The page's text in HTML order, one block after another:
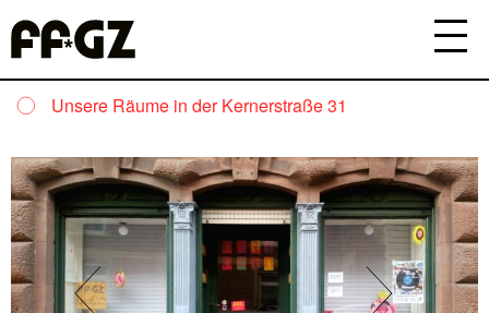
Unsere Räume in der Kernerstraße 31